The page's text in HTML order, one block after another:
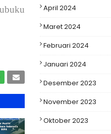
April 2024
Maret 2024
Februari 2024
Januari 2024
Desember 2023
November 2023
Oktober 2023